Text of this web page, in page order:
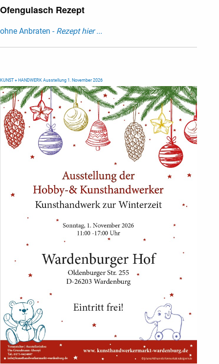
Ofengulasch Rezept
ohne Anbraten - Rezept hier ...
KUNST + HANDWERK Ausstellung 1. November 2026